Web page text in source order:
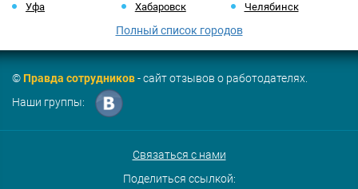
Уфа
Хабаровск Челябинск
Полный список городов
©Правда сотрудников- сайт отзывов о работодателях.
Наши группы:
Связаться с нами
Поделиться ссылкой: